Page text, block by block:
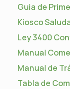
Guia de
Kiosco
Ley 3400
Manual
Manual de
Tabla de